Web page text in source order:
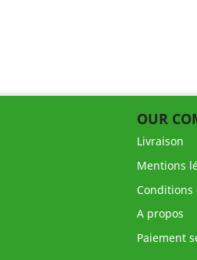
OUR
Livraison
Mentions
Conditions
A propos
Paiement